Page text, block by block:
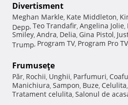
Divertisment
Meghan Markle, Kate Middleton,
Depp, Teo Trandafir, Angelina Jolie,
Smiley, Andra, Delia, Gina Pistol,
Trump, Program TV, Program Pro TV
Frumuseţe
Păr, Rochii, Unghii, Parfumuri,
Manichiura, Sampon, Buze, Celulita,
Tratament celulita, Salonul de